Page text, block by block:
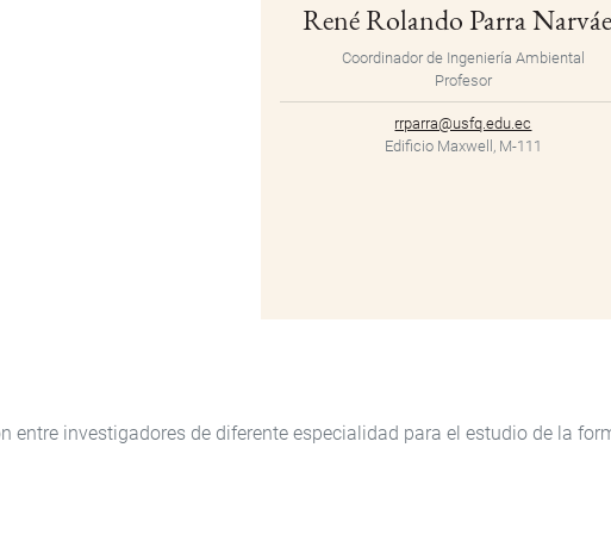
René Rolando Parra
Coordinador de Ingeniería Ambiental
Profesor
rrparra@usfq.edu.ec
Edificio Maxwell, M-111
entre investigadores de diferente especialidad para el estudio de la